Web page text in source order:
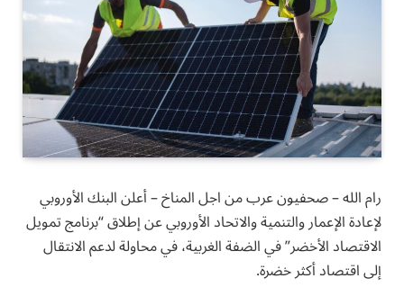
رام الله – صحفيون عرب من اجل المناخ – أعلن البنك الأوروبي
لإعادة الإعمار والتنمية والاتحاد الأوروبي عن إطلاق “برنامج تمويل
الاقتصاد الأخضر” في الضفة الغربية، في محاولة لدعم الانتقال
إلى اقتصاد أكثر خضرة.